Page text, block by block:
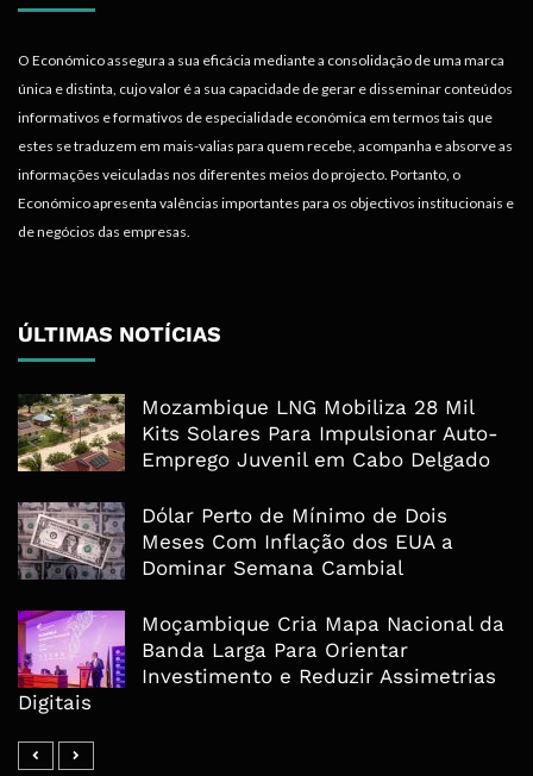
O Económico assegura a sua eficácia mediante a consolidação de uma marca
única e distinta, cujo valor é a sua capacidade de gerar e disseminar conteúdos
informativos e formativos de especialidade económica em termos tais que
estes se traduzem em mais-valias para quem recebe, acompanha e absorve as
informações veiculadas nos diferentes meios do projecto. Portanto, o
Económico apresenta valências importantes para os objectivos institucionais e
de negócios das empresas.
ÚLTIMAS NOTÍCIAS
Mozambique LNG Mobiliza 28 Mil
Kits Solares Para Impulsionar Auto-
Emprego Juvenil em Cabo Delgado
Dólar Perto de Mínimo de Dois
Meses Com Inflação dos EUA a
Dominar Semana Cambial
Moçambique Cria Mapa Nacional da
Banda Larga Para Orientar
Investimento e Reduzir Assimetrias
Digitais